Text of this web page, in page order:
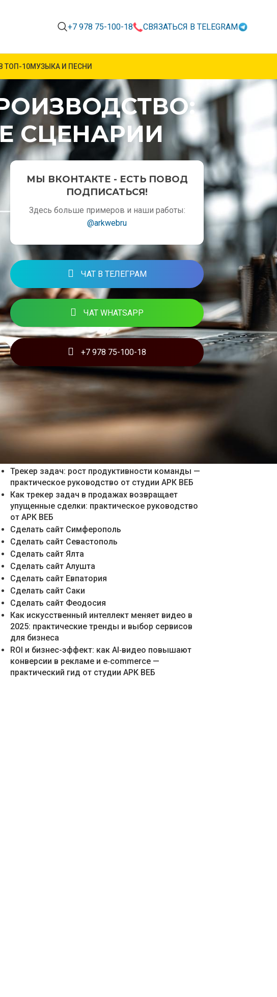
+7 978 75-100-18 СВЯЗАТЬСЯ В TELEGRAM
ТОП-10МУЗЫКА И ПЕСНИ
СЦЕНАРИИ
МЫ ВКОНТАКТЕ - ЕСТЬ ПОВОД
ПОДПИСАТЬСЯ!
Здесь больше примеров и наши работы:
@arkwebru
ЧАТ В ТЕЛЕГРАМ
ЧАТ WHATSAPP
+7 978 75-100-18
АКТУАЛЬНЫЕ СТАТЬИ ОТ АРК ВЕБ
Как инфографика продает на маркетплейсах:
практичные тренды от Ozon до Яндекс.Маркета
Трекер задач: рост продуктивности команды —
практическое руководство от студии АРК ВЕБ
Как трекер задач в продажах возвращает
упущенные сделки: практическое руководство
от АРК ВЕБ
Сделать сайт Симферополь
Сделать сайт Севастополь
Сделать сайт Ялта
Сделать сайт Алушта
Сделать сайт Евпатория
Сделать сайт Саки
Сделать сайт Феодосия
Как искусственный интеллект меняет видео в
2025: практические тренды и выбор сервисов
для бизнеса
ROI и бизнес-эффект: как AI‑видео повышают
конверсии в рекламе и e‑commerce —
практический гид от студии АРК ВЕБ